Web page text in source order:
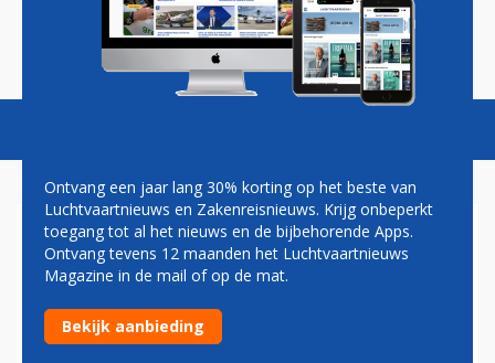
Magazine Podcasts Vacatures
US AIRWAYS SLUIT NIEUWE
DEAL MET AIRBUS
8 april 2003 - 2:00
Ontvang een jaar lang 30% korting op het beste van
Luchtvaartnieuws en Zakenreisnieuws. Krijg onbeperkt
toegang tot al het nieuws en de bijbehorende Apps.
Ontvang tevens 12 maanden het Luchtvaartnieuws
Magazine in de mail of op de mat.
Bekijk aanbieding